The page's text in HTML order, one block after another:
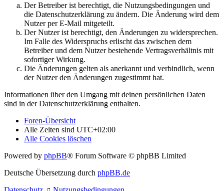
Der Betreiber ist berechtigt, die Nutzungsbedingungen und
die Datenschutzerklärung zu ändern. Die Änderung wird dem
Nutzer per E-Mail mitgeteilt.
Der Nutzer ist berechtigt, den Änderungen zu widersprechen.
Im Falle des Widerspruchs erlischt das zwischen dem
Betreiber und dem Nutzer bestehende Vertragsverhältnis mit
sofortiger Wirkung.
Die Änderungen gelten als anerkannt und verbindlich, wenn
der Nutzer den Änderungen zugestimmt hat.
Informationen über den Umgang mit deinen persönlichen Daten
sind in der Datenschutzerklärung enthalten.
Foren-Übersicht
Alle Zeiten sind UTC+02:00
Alle Cookies löschen
Powered by phpBB® Forum Software © phpBB Limited
Deutsche Übersetzung durch phpBB.de